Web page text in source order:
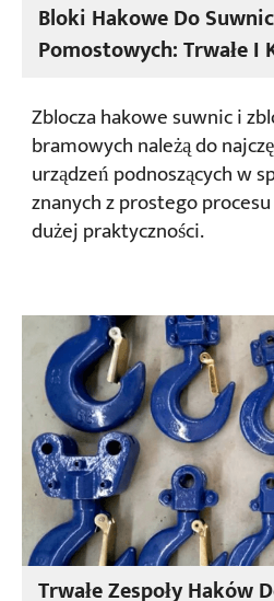
Bloki Hakowe Do
Pomostowych: Trwałe I
Zblocza hakowe suwnic i
bramowych należą do
urządzeń podnoszących w
znanych z prostego
dużej praktyczności.
Trwałe Zespoły Haków